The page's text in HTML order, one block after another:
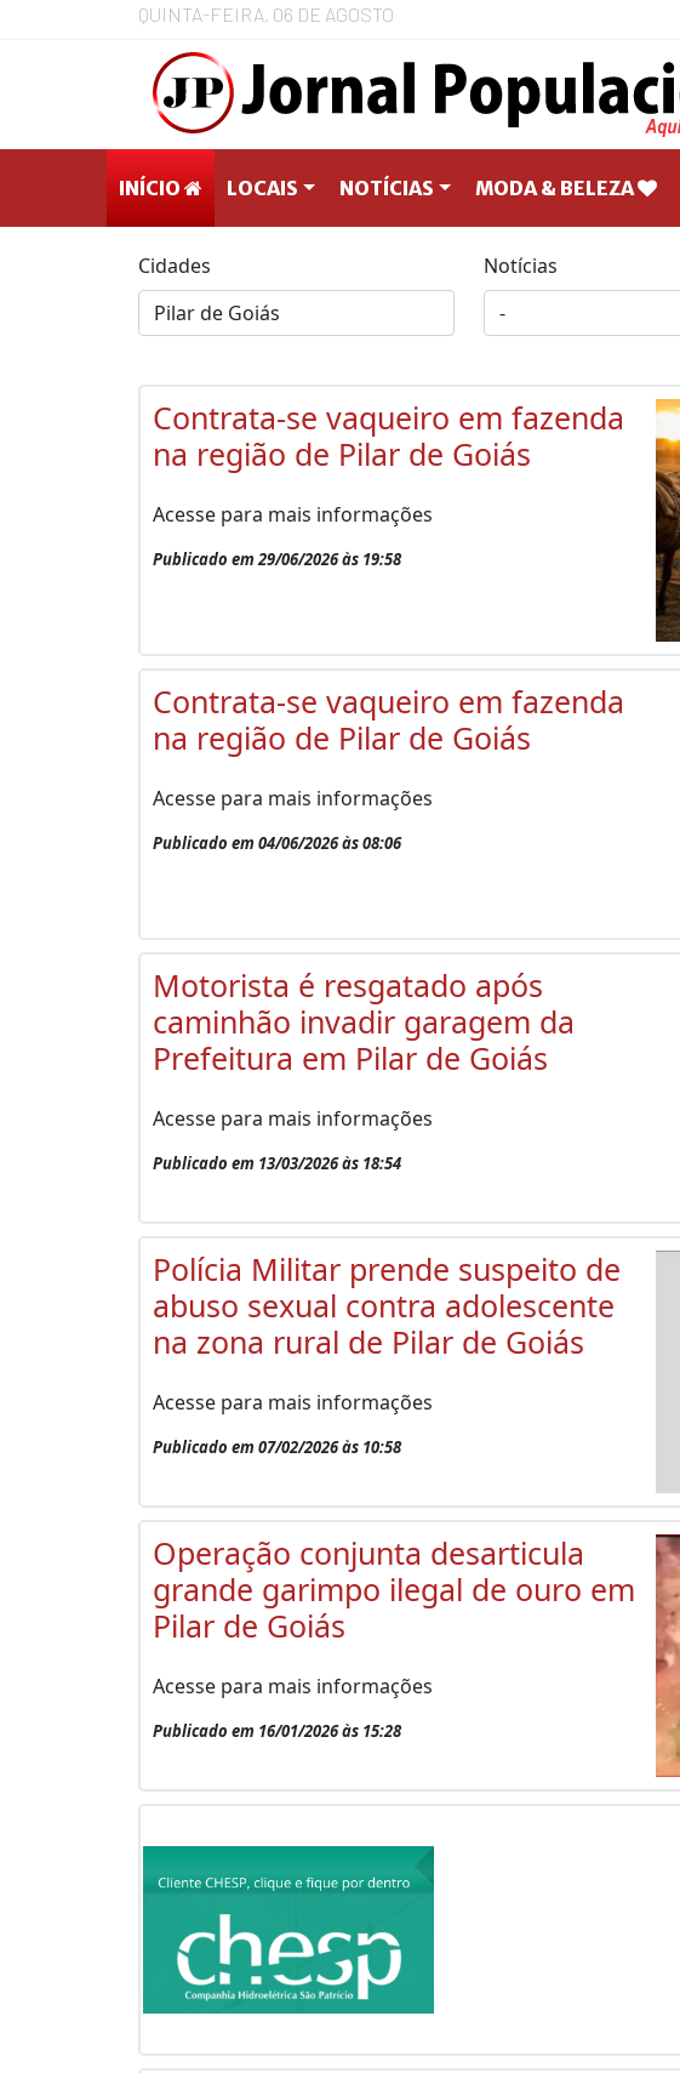
QUINTA-FEIRA, 06 DE AGOSTO
INÍCIO LOCAIS NOTÍCIAS MODA & BELEZA
Cidades Notícias
Contrata-se vaqueiro em fazenda
na região de Pilar de Goiás
Acesse para mais informações
Publicado em 29/06/2026 às 19:58
Contrata-se vaqueiro em fazenda
na região de Pilar de Goiás
Acesse para mais informações
Publicado em 04/06/2026 às 08:06
Motorista é resgatado após
caminhão invadir garagem da
Prefeitura em Pilar de Goiás
Acesse para mais informações
Publicado em 13/03/2026 às 18:54
Polícia Militar prende suspeito de
abuso sexual contra adolescente
na zona rural de Pilar de Goiás
Acesse para mais informações
Publicado em 07/02/2026 às 10:58
Operação conjunta desarticula
grande garimpo ilegal de ouro em
Pilar de Goiás
Acesse para mais informações
Publicado em 16/01/2026 às 15:28